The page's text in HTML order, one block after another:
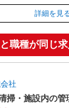
掲載期間
詳細を見
職種が同じ求
社
掃・施設内の管